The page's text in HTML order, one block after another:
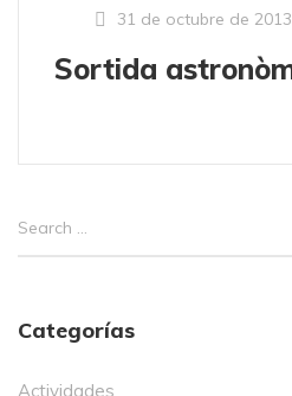
31 de octubre de 2013
Categorías
Actividades